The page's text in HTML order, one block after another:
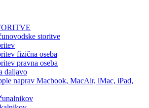
storitve
fizična oseba
pravna oseba
daljavo
naprav Macbook, MacAir, iMac, iPad,